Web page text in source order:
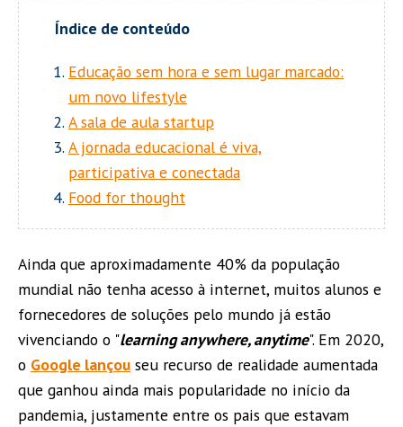
Educação sem hora e sem lugar marcado:
um novo lifestyle
A sala de aula startup
A jornada educacional é viva,
participativa e conectada
Food for thought
Ainda que aproximadamente 40% da população
mundial não tenha acesso à internet, muitos alunos e
fornecedores de soluções pelo mundo já estão
vivenciando o "learning anywhere, anytime". Em 2020,
o Google lançou seu recurso de realidade aumentada
que ganhou ainda mais popularidade no início da
pandemia, justamente entre os pais que estavam